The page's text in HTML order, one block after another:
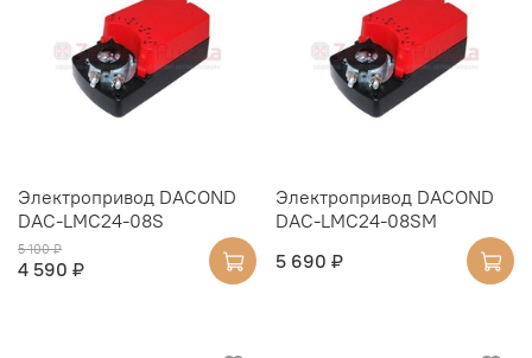
Электропривод DACOND
DAC-LMC24-08S
5 100 ₽
4 590 ₽
Электропривод DACOND
DAC-LMC24-08SM
5 690 ₽